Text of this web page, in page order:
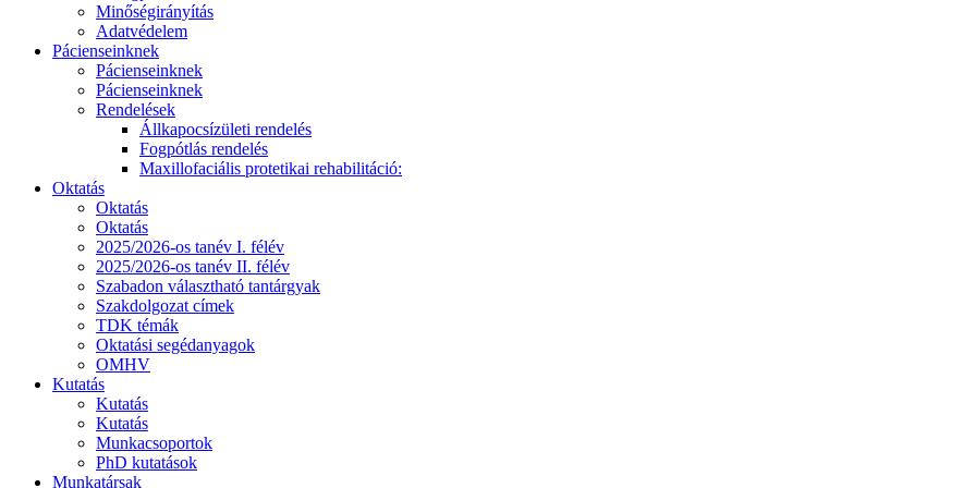
Minőségirányítás
Adatvédelem
Pácienseinknek
Pácienseinknek
Pácienseinknek
Rendelések
Állkapocsízületi rendelés
Fogpótlás rendelés
Maxillofaciális protetikai rehabilitáció:
Oktatás
Oktatás
Oktatás
2025/2026-os tanév I. félév
2025/2026-os tanév II. félév
Szabadon választható tantárgyak
Szakdolgozat címek
TDK témák
Oktatási segédanyagok
OMHV
Kutatás
Kutatás
Kutatás
Munkacsoportok
PhD kutatások
Munkatársak